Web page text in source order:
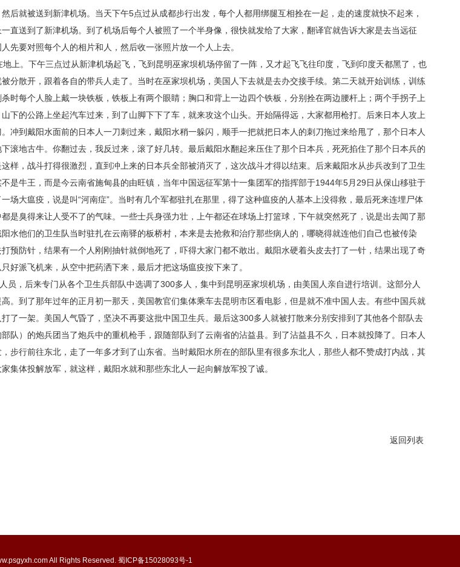
后就被送到新津机场。当天下午5点过从成都步行出发，每个人都用绑腿互相拴在一起，走的速度就快不起来，
直送到了新津机场。到了机场后每个人被照了一个半身像，很快就发给了大家，翻译官就告诉大家是去当远征
先要对照每个人的相片和人，然后收一张照片放一个人上去。
上。下午三点过从新津机场起飞，飞到昆明巫家坝机场停留了一阵，又才起飞飞往印度，飞到印度天都黑了，也
分散开，跟着各自的带兵人走了。当时在巫家坝机场，美国人下去就是去办交接手续。第二天就开始训练，训练
时每个人脸上戴一块铁板，铁板上有两个眼睛；胸口和背上一边四个铁板，分别拴在两边腰杆上；两个手拐子上
下的公路上坐起汽车过来，到了山脚下下了车，就来攻这个山头。开始隔得远，大家都用枪打。后来日本人攻上
冲到戴阳水面前的日本人一刀刺过来，戴阳水稍一躲闪，顺手一把就把日本人的刺刀拖过来给甩了，那个日本人
滚地古牛。你翻过去，我反过来，滚了好几转。最后戴阳水翻起来压住了那个日本兵，死死掐住了那个日本兵的
样，战斗打得很激烈，直到冲上来的日本兵全部被消灭了，这次战斗才得以结束。后来戴阳水从步兵改到了卫生
是牛王，而是今云南省施甸县的由旺镇，当年中国远征军第十一集团军的指挥部于1944年5月29日从保山移驻于
场大瘟疫，说是叫“河南症”。当时有几个军都驻扎在那里，得了这种瘟疫的人基本上没得救，最后死来连埋尸体
是臭得来让人受不了的气味。一些士兵身强力壮，上午都还在球场上打篮球，下午就突然死了，说是出去闻了那
水他们的卫生队当时驻扎在云南驿的板桥村，本来是去抢救和治疗那些病人的，哪晓得就连他们自己也被传染
预防针，结果有一个人刚刚抽针就倒地死了，吓得大家门都不敢出。戴阳水硬着头皮去打了一针，结果出现了奇
好派飞机来，从空中把药洒下来，最后才把这场瘟疫按下来了。
，后来专门从各个卫生兵部队中选调了300多人，集中到昆明巫家坝机场，由美国人亲自进行培训。这部分人
。到了那年过年的正月初一那天，美国教官们集体乘车去昆明市区看电影，但是就不准中国人去。有些中国兵就
了一架。美国人气昏了，坚决不再要这批中国卫生兵。最后这300多人就被打散来分别安排到了其他各个部队去
队）的炮兵团当了炮兵中的重机枪手，跟随部队到了云南省的沾益县。到了沾益县不久，日本就投降了。日本人
步行前往东北，走了一年多才到了山东省。当时戴阳水所在的部队里有很多东北人，那些人都不赞成打内战，其
集体投解放军，就这样，戴阳水就和那些东北人一起向解放军投了诚。
返回列表
All Rights Reserved.蜀ICP备15028093号-1